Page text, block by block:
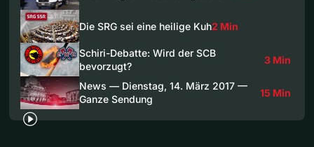
Die SRG sei eine heilige Kuh2 Min
Schiri-Debatte: Wird der SCB
bevorzugt?
3 Min
News — Dienstag, 14. März 2017 —
Ganze Sendung
15 Min